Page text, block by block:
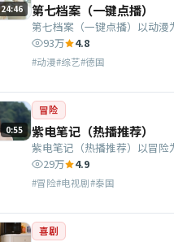
24:46 第七档案（一键点播）
第七档案（一键点播）以动漫
的抉择与人物成长；德国班底
伟、河正宇等主演。
93万 4.8
#动漫#综艺#德国
0:55
冒险
紫电笔记（热播推荐）
紫电笔记（热播推荐）以冒险
的抉择与人物成长；泰国班底
宇、大鹏等主演。
29万 4.9
#冒险#电视剧#泰国
喜剧